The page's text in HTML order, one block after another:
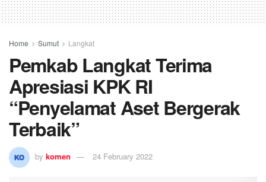
Home Sumut Langkat
Pemkab Langkat Terima
Apresiasi KPK RI
“Penyelamat Aset Bergerak
Terbaik”
by komen 24 February 2022